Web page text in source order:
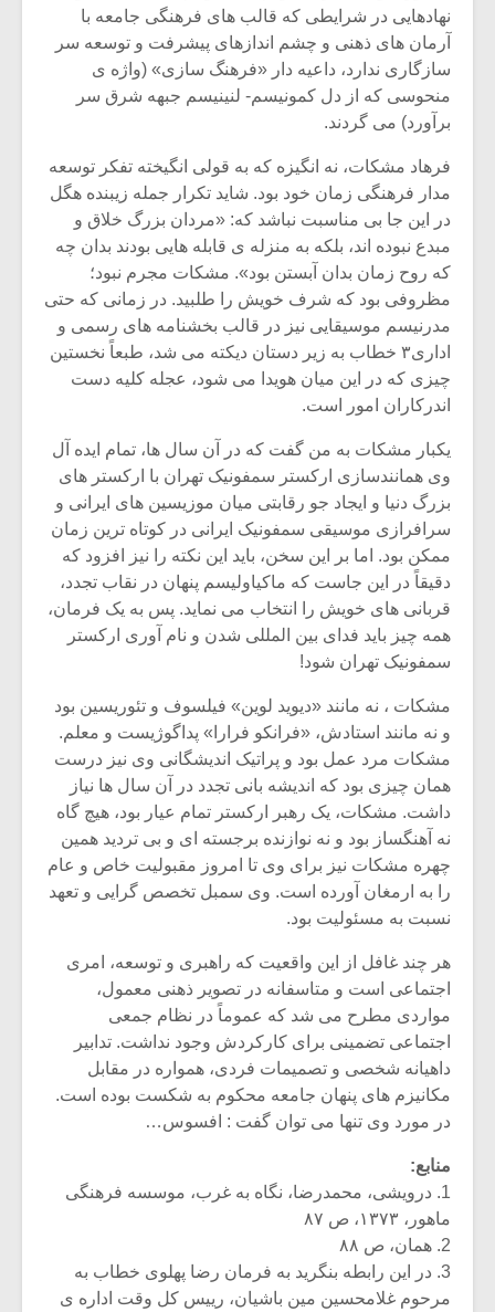
نهادهایی در شرایطی که قالب های فرهنگی جامعه با
آرمان های ذهنی و چشم اندازهای پیشرفت و توسعه سر
سازگاری ندارد، داعیه دار «فرهنگ سازی» (واژه ی
منحوسی که از دل کمونیسم- لنینیسم جبهه شرق سر
برآورد) می گردند.
فرهاد مشکات، نه انگیزه که به قولی انگیخته تفکر توسعه
مدار فرهنگی زمان خود بود. شاید تکرار جمله زیبنده هگل
در این جا بی مناسبت نباشد که: «مردان بزرگ خلاق و
مبدع نبوده اند، بلکه به منزله ی قابله هایی بودند بدان چه
که روح زمان بدان آبستن بود». مشکات مجرم نبود؛
مظروفی بود که شرف خویش را طلبید. در زمانی که حتی
مدرنیسم موسیقایی نیز در قالب بخشنامه های رسمی و
اداری۳ خطاب به زیر دستان دیکته می شد، طبعاً نخستین
چیزی که در این میان هویدا می شود، عجله کلیه دست
اندرکاران امور است.
یکبار مشکات به من گفت که در آن سال ها، تمام ایده آل
وی همانندسازی ارکستر سمفونیک تهران با ارکستر های
بزرگ دنیا و ایجاد جو رقابتی میان موزیسین های ایرانی و
سرافرازی موسیقی سمفونیک ایرانی در کوتاه ترین زمان
ممکن بود. اما بر این سخن، باید این نکته را نیز افزود که
دقیقاً در این جاست که ماکیاولیسم پنهان در نقاب تجدد،
قربانی های خویش را انتخاب می نماید. پس به یک فرمان،
همه چیز باید فدای بین المللی شدن و نام آوری ارکستر
سمفونیک تهران شود!
مشکات ، نه مانند «دیوید لوین» فیلسوف و تئوریسین بود
و نه مانند استادش، «فرانکو فرارا» پداگوژیست و معلم.
مشکات مرد عمل بود و پراتیک اندیشگانی وی نیز درست
همان چیزی بود که اندیشه بانی تجدد در آن سال ها نیاز
داشت. مشکات، یک رهبر ارکستر تمام عیار بود، هیچ گاه
نه آهنگساز بود و نه نوازنده برجسته ای و بی تردید همین
چهره مشکات نیز برای وی تا امروز مقبولیت خاص و عام
را به ارمغان آورده است. وی سمبل تخصص گرایی و تعهد
نسبت به مسئولیت بود.
هر چند غافل از این واقعیت که راهبری و توسعه، امری
اجتماعی است و متاسفانه در تصویر ذهنی معمول،
مواردی مطرح می شد که عموماً در نظام جمعی
اجتماعی تضمینی برای کارکردش وجود نداشت. تدابیر
داهیانه شخصی و تصمیمات فردی، همواره در مقابل
مکانیزم های پنهان جامعه محکوم به شکست بوده است.
در مورد وی تنها می توان گفت : افسوس…
منابع:
1. درویشی، محمدرضا، نگاه به غرب، موسسه فرهنگی
ماهور، ۱۳۷۳، ص ۸۷
2. همان، ص ۸۸
3. در این رابطه بنگرید به فرمان رضا پهلوی خطاب به
مرحوم غلامحسین مین باشیان، رییس کل وقت اداره ی